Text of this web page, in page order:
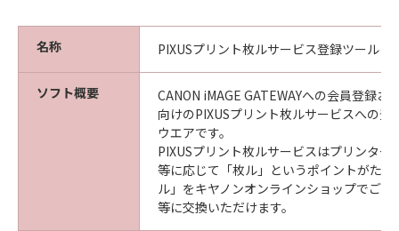
名称 PIXUSプリント枚ルサービス登録ツール
ソフト概要
CANON iMAGE GATEWAYへの会員登録お
向けのPIXUSプリント枚ルサービスへの登
ウエアです。
PIXUSプリント枚ルサービスはプリンター
等に応じて「枚ル」というポイントがたま
ル」をキヤノンオンラインショップでご
等に交換いただけます。